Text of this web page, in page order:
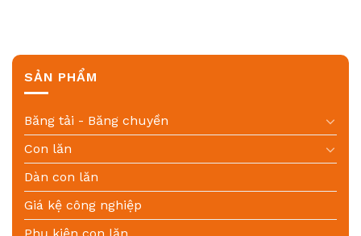
SẢN PHẨM
Băng tải - Băng chuyền
Con lăn
Dàn con lăn
Giá kệ công nghiệp